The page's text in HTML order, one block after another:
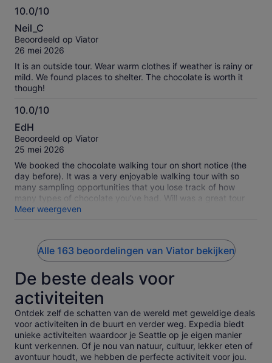
10.0/10
10.0
van
10
Neil_C
Beoordeeld op Viator
26 mei 2026
It is an outside tour. Wear warm clothes if weather is rainy or
mild. We found places to shelter. The chocolate is worth it
though!
10.0/10
10.0
van
10
EdH
Beoordeeld op Viator
25 mei 2026
We booked the chocolate walking tour on short notice (the
day before). It was a very enjoyable walking tour with so
many sampling opportunities that you lose track of how
many types of chocolate you’ve had. Will was a great tour
guide. I’d recommend this tour to anyone unless you have
any mobility issues as there is a lot of walking and a few BIG
Meer weergeven
Alle 163 beoordelingen van Viator bekijken
De beste deals voor
activiteiten
Ontdek zelf de schatten van de wereld met geweldige deals
voor activiteiten in de buurt en verder weg. Expedia biedt
unieke activiteiten waardoor je Seattle op je eigen manier
kunt verkennen. Of je nou van natuur, cultuur, lekker eten of
avontuur houdt, we hebben de perfecte activiteit voor jou.